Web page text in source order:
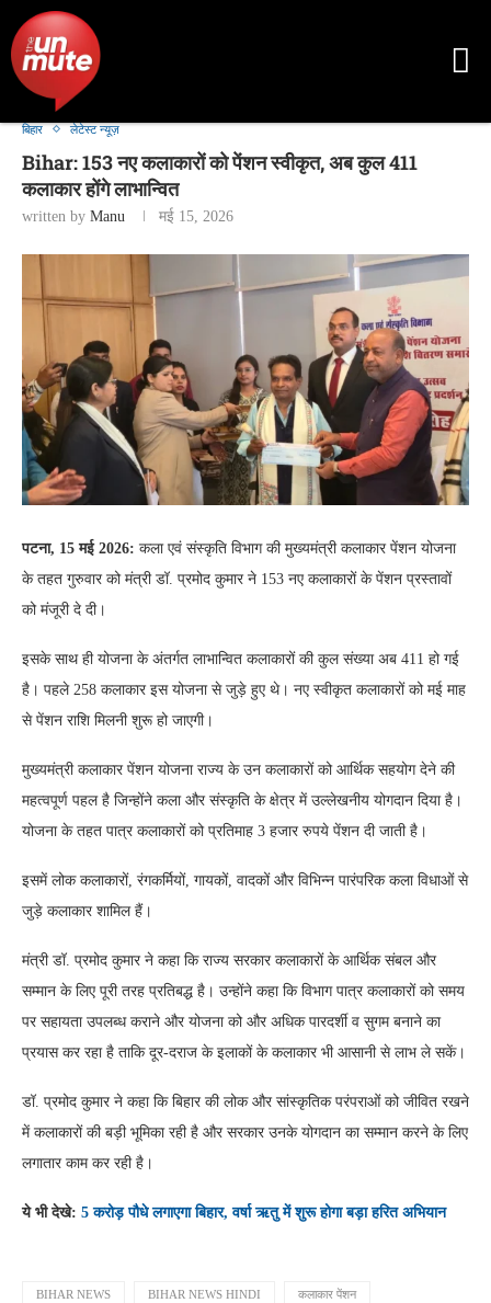
बिहार लेटेस्ट न्यूज़
Bihar: 153 नए कलाकारों को पेंशन स्वीकृत, अब कुल 411
कलाकार होंगे लाभान्वित
written by Manu मई 15, 2026
पटना, 15 मई 2026: कला एवं संस्कृति विभाग की मुख्यमंत्री कलाकार पेंशन योजना
के तहत गुरुवार को मंत्री डॉ. प्रमोद कुमार ने 153 नए कलाकारों के पेंशन प्रस्तावों
को मंजूरी दे दी।
इसके साथ ही योजना के अंतर्गत लाभान्वित कलाकारों की कुल संख्या अब 411 हो गई
है। पहले 258 कलाकार इस योजना से जुड़े हुए थे। नए स्वीकृत कलाकारों को मई माह
से पेंशन राशि मिलनी शुरू हो जाएगी।
मुख्यमंत्री कलाकार पेंशन योजना राज्य के उन कलाकारों को आर्थिक सहयोग देने की
महत्वपूर्ण पहल है जिन्होंने कला और संस्कृति के क्षेत्र में उल्लेखनीय योगदान दिया है।
योजना के तहत पात्र कलाकारों को प्रतिमाह 3 हजार रुपये पेंशन दी जाती है।
इसमें लोक कलाकारों, रंगकर्मियों, गायकों, वादकों और विभिन्न पारंपरिक कला विधाओं से
जुड़े कलाकार शामिल हैं।
मंत्री डॉ. प्रमोद कुमार ने कहा कि राज्य सरकार कलाकारों के आर्थिक संबल और
सम्मान के लिए पूरी तरह प्रतिबद्ध है। उन्होंने कहा कि विभाग पात्र कलाकारों को समय
पर सहायता उपलब्ध कराने और योजना को और अधिक पारदर्शी व सुगम बनाने का
प्रयास कर रहा है ताकि दूर-दराज के इलाकों के कलाकार भी आसानी से लाभ ले सकें।
डॉ. प्रमोद कुमार ने कहा कि बिहार की लोक और सांस्कृतिक परंपराओं को जीवित रखने
में कलाकारों की बड़ी भूमिका रही है और सरकार उनके योगदान का सम्मान करने के लिए
लगातार काम कर रही है।
ये भी देखे: 5 करोड़ पौधे लगाएगा बिहार, वर्षा ऋतु में शुरू होगा बड़ा हरित अभियान
BIHAR NEWS BIHAR NEWS HINDI कलाकार पेंशन